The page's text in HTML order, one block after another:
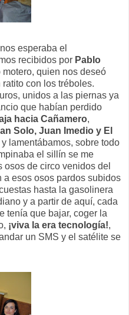
esperaba el
recibidos por Pablo
quien nos deseó
con los tréboles.
unidos a las piernas ya
que habían perdido
hacia Cañamero,
Solo, Juan Imedio y El
lamentábamos, sobre todo
el sillín se me
de circo venidos del
a esos osos pardos subidos
hasta la gasolinera
y a partir de aquí, cada
tenía que bajar, coger la
¡viva la era tecnología!,
un SMS y el satélite se